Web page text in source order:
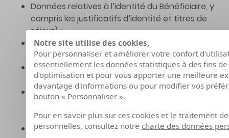
Données relatives à l’identité du Bénéficiaire, y
compris les justificatifs d’identité et titres de
séjour) ;
Données relatives aux régimes social et fiscal du
Bénéficiaire ;
Données relatives à la situation familiale du
Bénéficiaire ;
Le cas échéant, données relatives à ‘une situation
l’obligation d’emploi du demandeur ;
Données relatives au parcours professionnel du
Notre site utilise des cookies,
Pour personnaliser et améliorer votre confort
essentiellement les données statistiques à des fins
d'optimisation et pour vous apporter une meilleure
davantage d'informations ou pour modifier vos
bouton « Personnaliser ».
Pour en savoir plus sur ces cookies et le traitement
personnelles, consultez notre charte des données